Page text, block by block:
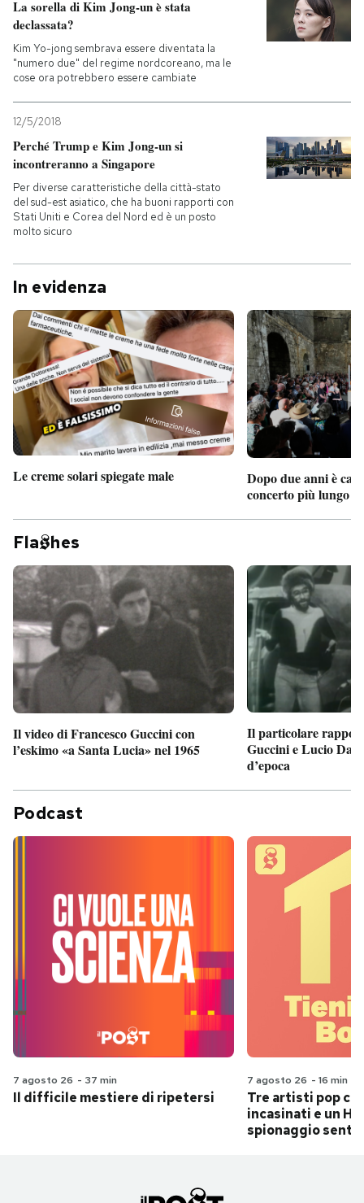
La sorella di Kim Jong-un è stata
declassata?
Kim Yo-jong sembrava essere diventata la
"numero due" del regime nordcoreano, ma le
cose ora potrebbero essere cambiate
12/5/2018
Perché Trump e Kim Jong-un si
incontreranno a Singapore
Per diverse caratteristiche della città-stato
del sud-est asiatico, che ha buoni rapporti con
Stati Uniti e Corea del Nord ed è un posto
molto sicuro
In evidenza
Le creme solari spiegate male
Dopo due anni è
concerto più lungo
Fla hes
Il video di Francesco Guccini con
l’eskimo «a Santa Lucia» nel 1965
Il particolare
Guccini e Lucio
d’epoca
Podcast
7 agosto 26 - 37 min
Il difficile mestiere di ripetersi
7 agosto 26 - 16 min
Tre artisti pop
incasinati e un
spionaggio